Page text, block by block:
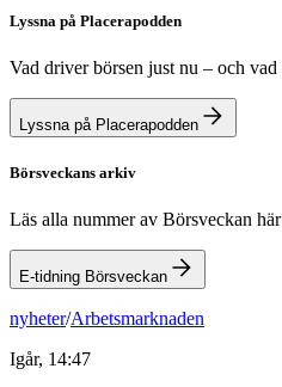
Lyssna på Placerapodden
Vad driver börsen just nu – och
Lyssna på Placerapodden
Börsveckans arkiv
Läs alla nummer av Börsveckan här
E-tidning Börsveckan
nyheter/Arbetsmarknaden
Igår, 14:47